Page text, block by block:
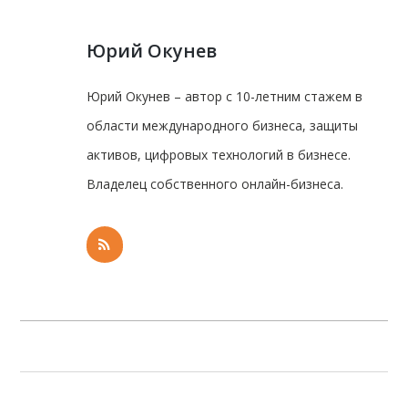
Юрий Окунев
Юрий Окунев – автор с 10-летним стажем в
области международного бизнеса, защиты
активов, цифровых технологий в бизнесе.
Владелец собственного онлайн-бизнеса.